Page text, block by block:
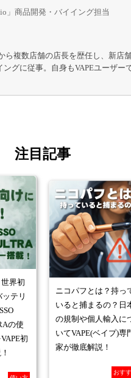
」商品開発・バイイング担当
ら複数店舗の店長を歴任し、新店
グに従事。自身もVAPEユーザー
注目記事
世界初
テリ
の使
初
ニコパフとは？持っ
いると捕まるの？日
の規制や個人輸入に
いてVAPE(ベイプ)専
家が徹底解説！
おす